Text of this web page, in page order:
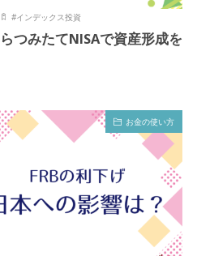
#インデックス投資
つみたてNISAで資産形成を
お金の使い方